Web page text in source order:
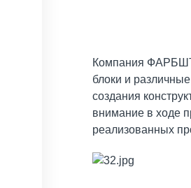
Компания
блоки и
создания
внимание в ходе
реализованных